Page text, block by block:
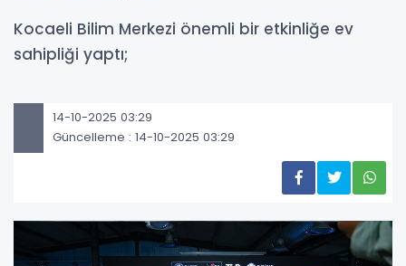
Kocaeli Bilim Merkezi önemli bir etkinliğe ev
sahipliği yaptı;
14-10-2025 03:29
Güncelleme : 14-10-2025 03:29